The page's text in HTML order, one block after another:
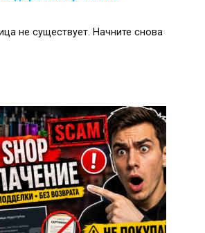
не существует. Начните снова